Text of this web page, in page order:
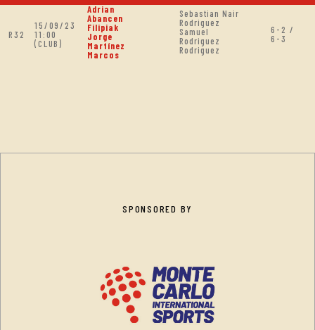
R32
15/09/23
11:00
(CLUB)
Adrian
Abancen
Filipiak
Jorge
Martínez
Marcos
Sebastian Nair
Rodriguez
Samuel
Rodriguez
Rodriguez
6-2 /
6-3
SPONSORED BY